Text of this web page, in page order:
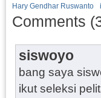
Hary Gendhar Ruswanto
Comments
siswoyo
bang saya
ikut seleksi